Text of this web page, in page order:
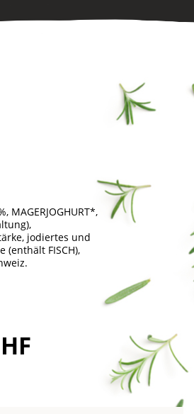
MAGERJOGHURT*,
jodiertes und
(enthält FISCH),